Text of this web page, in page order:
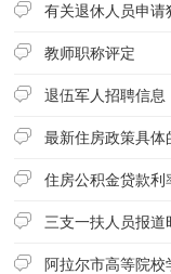
有关退休人员申请
教师职称评定
退伍军人招聘信息
最新住房政策具体
住房公积金贷款
三支一扶人员报道
阿拉尔市高等院